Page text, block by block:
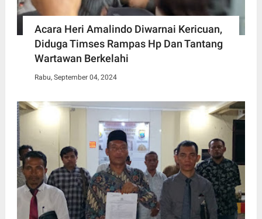
Acara Heri Amalindo Diwarnai Kericuan,
Diduga Timses Rampas Hp Dan Tantang
Wartawan Berkelahi
Rabu, September 04, 2024